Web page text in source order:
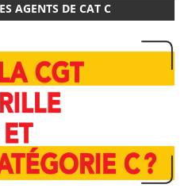
AGENTS DE CAT C